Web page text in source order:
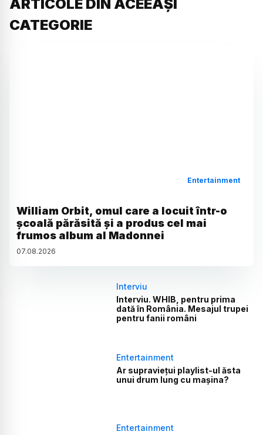
ARTICOLE DIN ACEEAȘI
CATEGORIE
Entertainment
William Orbit, omul care a locuit într-o
școală părăsită și a produs cel mai
frumos album al Madonnei
07.08.2026
Interviu
Interviu. WHIB, pentru prima
dată în România. Mesajul trupei
pentru fanii români
Entertainment
Ar supraviețui playlist-ul ăsta
unui drum lung cu mașina?
Entertainment